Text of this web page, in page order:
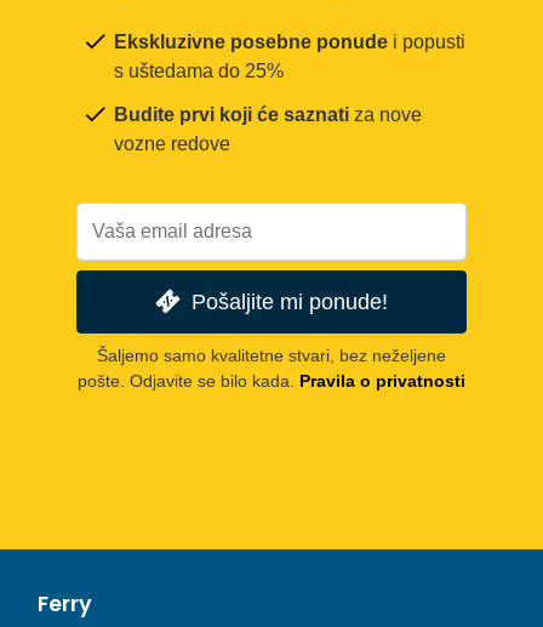
Ekskluzivne posebne ponude i popusti
s uštedama do 25%
Budite prvi koji će saznati za nove
vozne redove
Pošaljite mi ponude!
Šaljemo samo kvalitetne stvari, bez neželjene
pošte. Odjavite se bilo kada.
Pravila o privatnosti
Ferry